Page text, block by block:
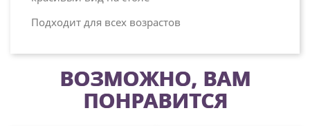
Подходит для всех возрастов
ВОЗМОЖНО, ВАМ
ПОНРАВИТСЯ